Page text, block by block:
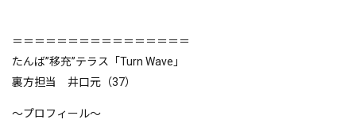
＝＝＝＝＝＝＝＝＝＝＝＝＝＝＝＝
たんば”移充”テラス「Turn Wave」
裏方担当 井口元（37）
～プロフィール～